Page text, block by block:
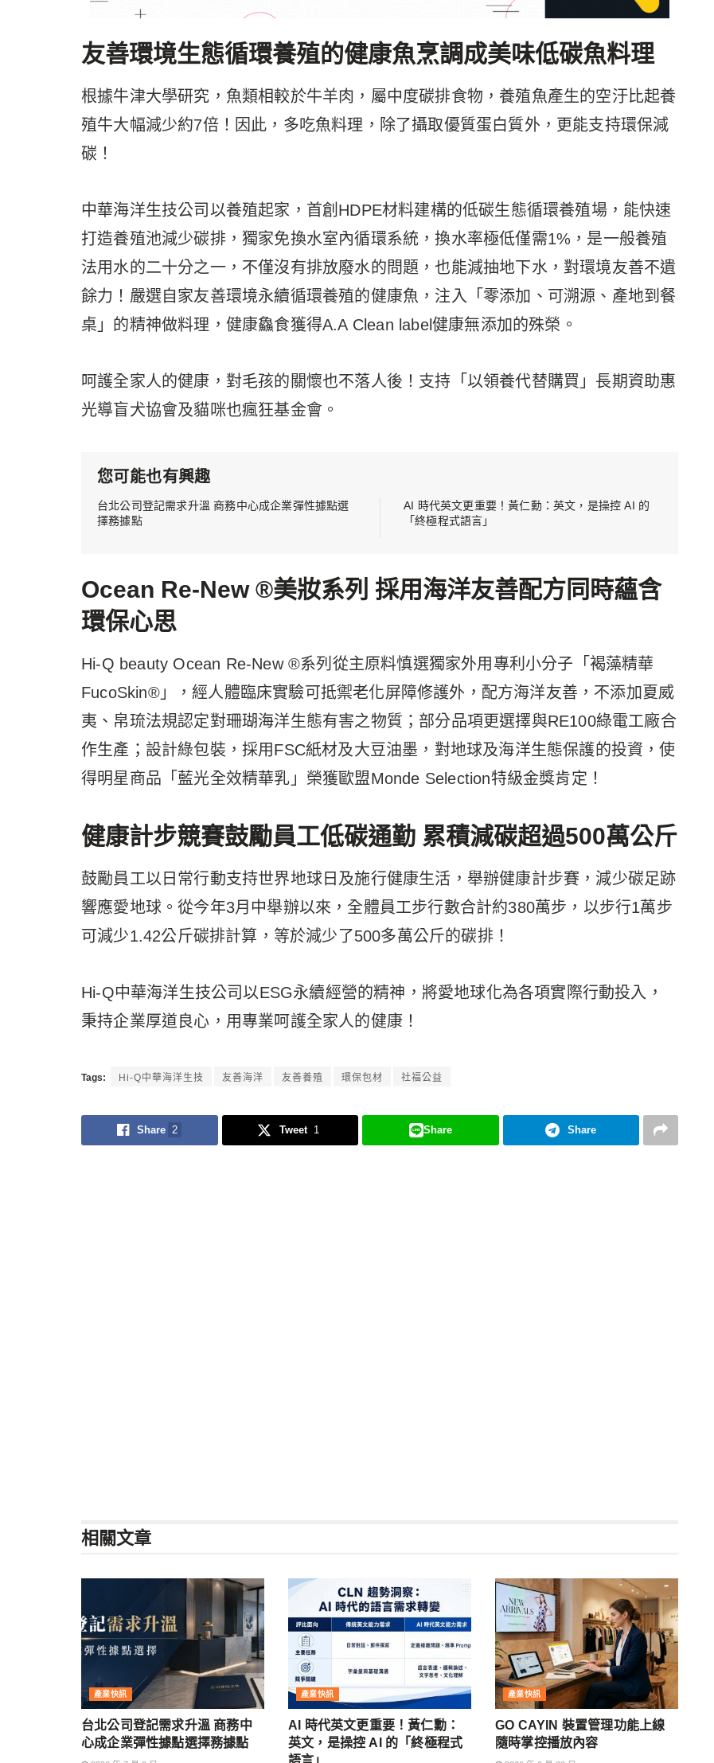
友善環境生態循環養殖的健康魚烹調成美味低碳魚料理
根據牛津大學研究，魚類相較於牛羊肉，屬中度碳排食物，養殖魚產生的空汙比起養
殖牛大幅減少約7倍！因此，多吃魚料理，除了攝取優質蛋白質外，更能支持環保減
碳！
中華海洋生技公司以養殖起家，首創HDPE材料建構的低碳生態循環養殖場，能快速
打造養殖池減少碳排，獨家免換水室內循環系統，換水率極低僅需1%，是一般養殖
法用水的二十分之一，不僅沒有排放廢水的問題，也能減抽地下水，對環境友善不遺
餘力！嚴選自家友善環境永續循環養殖的健康魚，注入「零添加、可溯源、產地到餐
桌」的精神做料理，健康鱻食獲得A.A Clean label健康無添加的殊榮。
呵護全家人的健康，對毛孩的關懷也不落人後！支持「以領養代替購買」長期資助惠
光導盲犬協會及貓咪也瘋狂基金會。
您可能也有興趣
台北公司登記需求升溫 商務中心成企業彈性據點選
擇務據點
AI 時代英文更重要！黃仁勳：英文，是操控 AI 的
「終極程式語言」
Ocean Re-New ®美妝系列 採用海洋友善配方同時蘊含
環保心思
Hi-Q beauty Ocean Re-New ®系列從主原料慎選獨家外用專利小分子「褐藻精華
FucoSkin®」，經人體臨床實驗可抵禦老化屏障修護外，配方海洋友善，不添加夏威
夷、帛琉法規認定對珊瑚海洋生態有害之物質；部分品項更選擇與RE100綠電工廠合
作生產；設計綠包裝，採用FSC紙材及大豆油墨，對地球及海洋生態保護的投資，使
得明星商品「藍光全效精華乳」榮獲歐盟Monde Selection特級金獎肯定！
健康計步競賽鼓勵員工低碳通勤 累積減碳超過500萬公斤
鼓勵員工以日常行動支持世界地球日及施行健康生活，舉辦健康計步賽，減少碳足跡
響應愛地球。從今年3月中舉辦以來，全體員工步行數合計約380萬步，以步行1萬步
可減少1.42公斤碳排計算，等於減少了500多萬公斤的碳排！
Hi-Q中華海洋生技公司以ESG永續經營的精神，將愛地球化為各項實際行動投入，
秉持企業厚道良心，用專業呵護全家人的健康！
Tags: Hi-Q中華海洋生技 友善海洋 友善養殖 環保包材 社福公益
Share 2 Tweet 1 Share Share
相關文章
產業快訊
台北公司登記需求升溫 商務中
心成企業彈性據點選擇務據點
產業快訊
AI 時代英文更重要！黃仁勳：
英文，是操控 AI 的「終極程式
產業快訊
GO CAYIN 裝置管理功能上線
隨時掌控播放內容